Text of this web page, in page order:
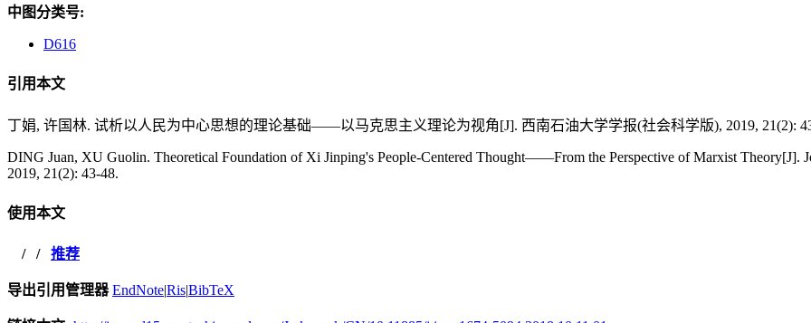
中图分类号:
D616
引用本文
丁娟, 许国林. 试析以人民为中心思想的理论基础——以马克思主义理论为视角[J]. 西南石油大学学报(社会科学版), 2019, 21(2):
DING Juan, XU Guolin. Theoretical Foundation of Xi Jinping's People-Centered Thought——From the Perspective of Marxist Theory[J].
2019, 21(2): 43-48.
使用本文
/ / 推荐
导出引用管理器 EndNote|Ris|BibTeX